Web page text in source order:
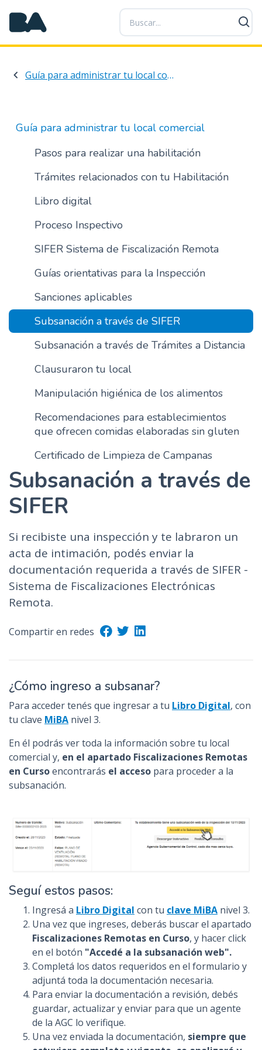
P
a
s
a
a
n
t
n
r
n
i
p
a
l
Guía para administrar tu local comercial
Guía para administrar tu local comercial
Pasos para realizar una habilitación
Trámites relacionados con tu Habilitación
Libro digital
Proceso Inspectivo
SIFER Sistema de Fiscalización Remota
Guías orientativas para la Inspección
Sanciones aplicables
Subsanación a través de SIFER
Subsanación a través de Trámites a Distancia
Clausuraron tu local
Manipulación higiénica de los alimentos
Recomendaciones para establecimientos
que ofrecen comidas elaboradas sin gluten
Certificado de Limpieza de Campanas
Subsanación a través de
SIFER
Si recibiste una inspección y te labraron un
acta de intimación, podés enviar la
documentación requerida a través de SIFER -
Sistema de Fiscalizaciones Electrónicas
Remota.
Compartir en redes
¿Cómo ingreso a subsanar?
Para acceder tenés que ingresar a tu Libro Digital, con
tu clave MiBA nivel 3.
En él podrás ver toda la información sobre tu local
comercial y, en el apartado Fiscalizaciones Remotas
en Cursoencontrarás el acceso para proceder a la
subsanación.
Seguí estos pasos:
Ingresá a Libro Digital con tu clave MiBA nivel 3.
Una vez que ingreses, deberás buscar el apartado
Fiscalizaciones Remotas en Curso, y hacer click
en el botón "Accedé a la subsanación web".
Completá los datos requeridos en el formulario y
adjuntá toda la documentación necesaria.
Para enviar la documentación a revisión, debés
guardar, actualizar y enviar para que un agente
de la AGC lo verifique.
Una vez enviada la documentación, siempre que